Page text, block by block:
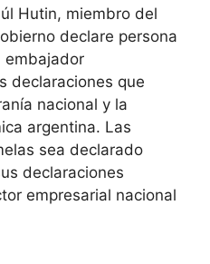
Hutin, miembro del
declare persona
embajador
declaraciones que
nacional y la
argentina. Las
sea declarado
declaraciones
empresarial nacional